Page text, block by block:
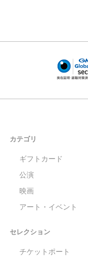
カテゴリ
ギフトカード
公演
映画
アート・イベント
セレクション
チケットポート